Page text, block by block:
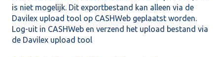
is niet mogelijk. Dit exportbestand kan alleen via de
Davilex upload tool op CASHWeb geplaatst worden.
Log-uit in CASHWeb en verzend het upload bestand via
de Davilex upload tool